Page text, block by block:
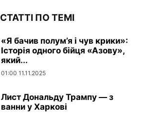
СТАТТІ ПО ТЕМІ
«Я бачив полум’я і чув крики»:
Історія одного бійця «Азову»,
який...
01:00 11.11.2025
Лист Дональду Трампу — з
ванни у Харкові